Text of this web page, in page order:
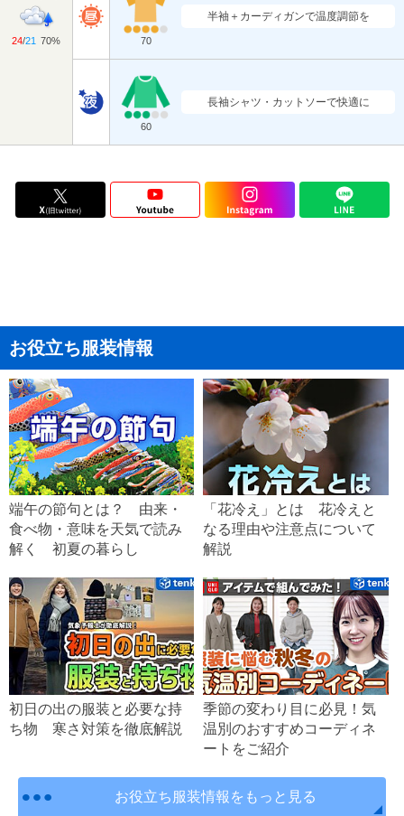
24/21 70% 70
半袖＋カーディガンで温度調節を
60
長袖シャツ・カットソーで快適に
お役立ち服装情報
端午の節句とは？ 由来・
食べ物・意味を天気で読み
解く 初夏の暮らし
「花冷え」とは 花冷えと
なる理由や注意点について
解説
初日の出の服装と必要な持
ち物 寒さ対策を徹底解説
季節の変わり目に必見！気
温別のおすすめコーディネ
ートをご紹介
お役立ち服装情報をもっと見る